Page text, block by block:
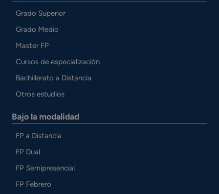
Grado Superior
Grado Medio
Master FP
Cursos de especialización
Bachillerato a Distancia
Otros estudios
Bajo la modalidad
FP a Distancia
FP Dual
FP Semipresencial
FP Febrero